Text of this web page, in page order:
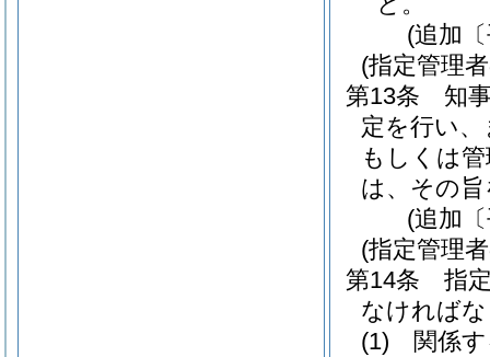
(追加
(指定管理
第13条
知
定を行い
もしくは
は、その
(追加
(指定管理
第14条
指
なければ
(1)
関係